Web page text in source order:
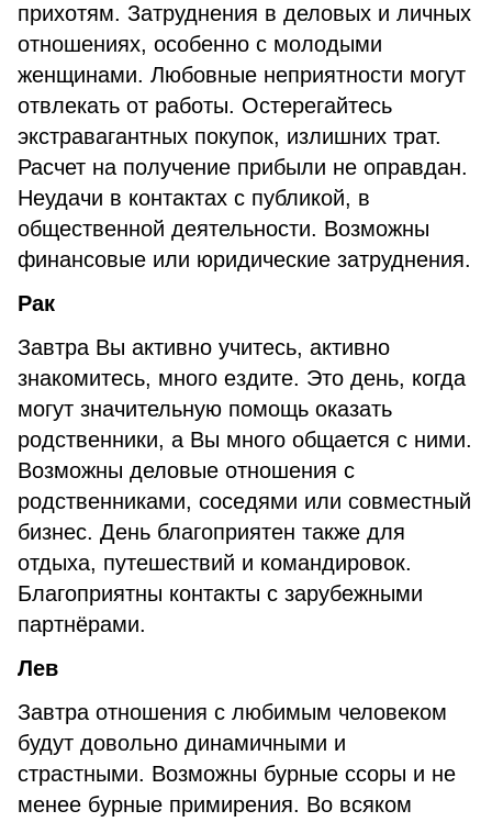
прихотям. Затруднения в деловых и личных
отношениях, особенно с молодыми
женщинами. Любовные неприятности могут
отвлекать от работы. Остерегайтесь
экстравагантных покупок, излишних трат.
Расчет на получение прибыли не оправдан.
Неудачи в контактах с публикой, в
общественной деятельности. Возможны
финансовые или юридические затруднения.
Рак
Завтра Вы активно учитесь, активно
знакомитесь, много ездите. Это день, когда
могут значительную помощь оказать
родственники, а Вы много общается с ними.
Возможны деловые отношения с
родственниками, соседями или совместный
бизнес. День благоприятен также для
отдыха, путешествий и командировок.
Благоприятны контакты с зарубежными
партнёрами.
Лев
Завтра отношения с любимым человеком
будут довольно динамичными и
страстными. Возможны бурные ссоры и не
менее бурные примирения. Во всяком